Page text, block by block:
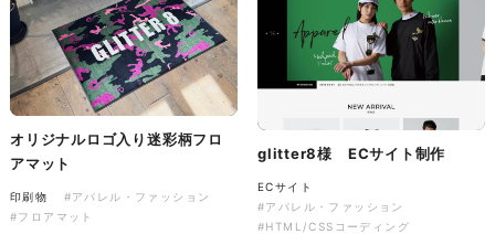
FRUITFRUIT SNACK パッケ
ージデザイン
パッケージ
#食品・飲食
#パッケージデザイン
#グラフィックデザイン
オリジナルロゴ入り迷彩柄フロ
アマット
印刷物
#アパレル・ファッション
#フロアマット
glitter8様 ECサイト制作
ECサイト
#アパレル・ファッション
#HTML/CSSコーディング